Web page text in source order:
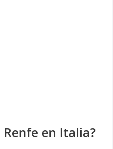
Renfe en Italia?